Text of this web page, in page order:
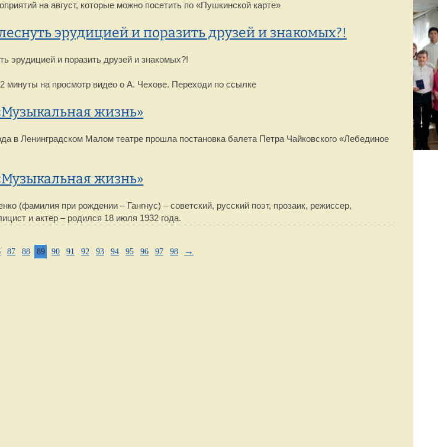
на август, которые можно посетить по «Пушкинской карте»
эрудицией и поразить друзей и знакомых?!
эрудицией и поразить друзей и знакомых?!
минуты на просмотр видео о А. Чехове. Переходи по ссылке
жизнь»
в Ленинградском Малом театре прошла постановка балета Петра Чайковского «Лебединое
жизнь»
(фамилия при рождении – Гангнус) – советский, русский поэт, прозаик, режиссер,
и актер – родился 18 июля 1932 года.
87 88 89 90 91 92 93 94 95 96 97 98 →